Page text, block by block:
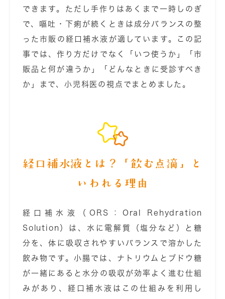
できます。ただし手作りはあくまで一時しのぎ
で、嘔吐・下痢が続くときは成分バランスの整
った市販の経口補水液が適しています。この記
事では、作り方だけでなく「いつ使うか」「市
販品と何が違うか」「どんなときに受診すべき
か」まで、小児科医の視点でまとめました。
経口補水液とは？「飲む点滴」と
いわれる理由
経口補水液（ORS：Oral Rehydration
Solution）は、水に電解質（塩分など）と糖
分を、体に吸収されやすいバランスで溶かした
飲み物です。小腸では、ナトリウムとブドウ糖
が一緒にあると水分の吸収が効率よく進む仕組
みがあり、経口補水液はこの仕組みを利用し